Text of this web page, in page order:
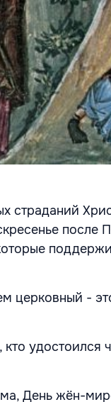
страданий
после
церковный -
удостоился
День жён-